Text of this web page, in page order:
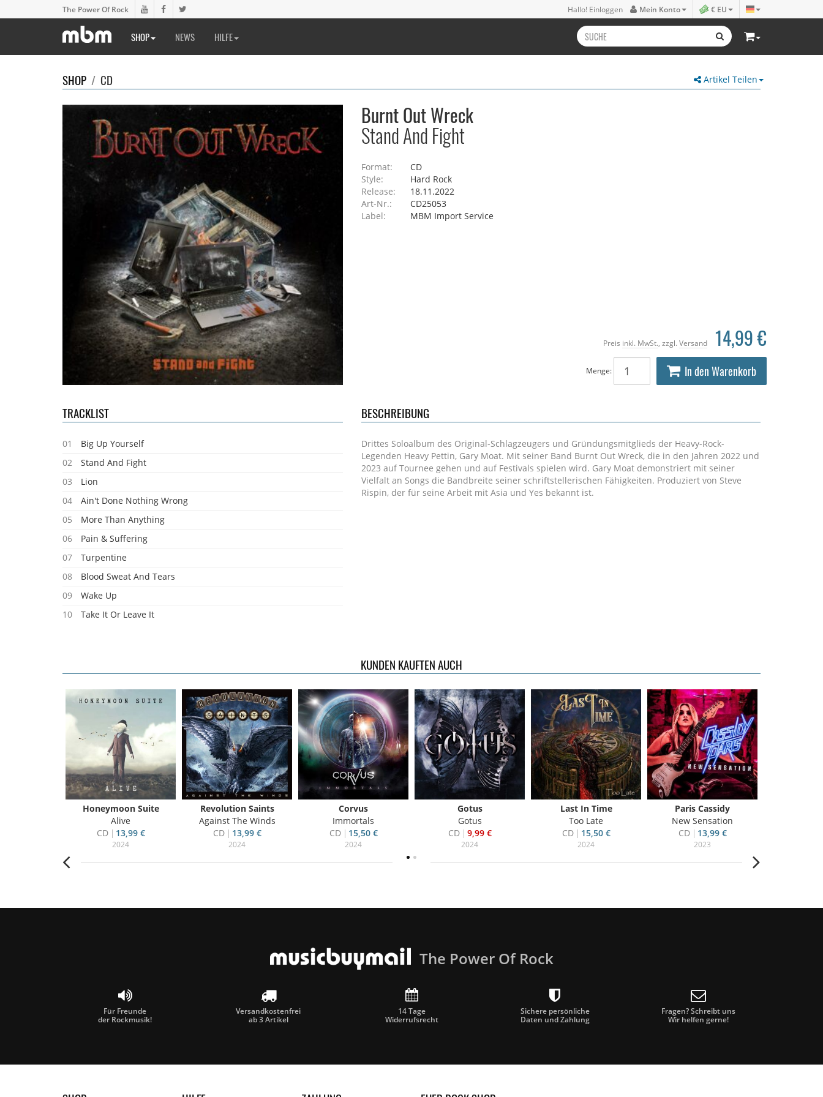
The Power Of Rock Hallo! Einloggen Mein Konto € EU
SHOP NEWS HILFE
Artikel Teilen
SHOP / CD
Burnt Out Wreck
Stand And Fight
Format:
CD
Style:
Hard Rock
Release:
18.11.2022
Art-Nr.:
CD25053
Label:
MBM Import Service
Preis inkl. MwSt. , zzgl. Versand 14,99 €
Menge: In den Warenkorb
TRACKLIST
01
Big Up Yourself
02
Stand And Fight
03
Lion
04
Ain't Done Nothing Wrong
05
More Than Anything
06
Pain & Suffering
07
Turpentine
08
Blood Sweat And Tears
09
Wake Up
10
Take It Or Leave It
BESCHREIBUNG
Drittes Soloalbum des Original-Schlagzeugers und Gründungsmitglieds der Heavy-Rock-
Legenden Heavy Pettin, Gary Moat. Mit seiner Band Burnt Out Wreck, die in den Jahren 2022 und
2023 auf Tournee gehen und auf Festivals spielen wird. Gary Moat demonstriert mit seiner
Vielfalt an Songs die Bandbreite seiner schriftstellerischen Fähigkeiten. Produziert von Steve
Rispin, der für seine Arbeit mit Asia und Yes bekannt ist.
KUNDEN KAUFTEN AUCH
Honeymoon Suite
Alive
CD
13,99 €
2024
Revolution Saints
Against The Winds
CD
13,99 €
2024
Corvus
Immortals
CD
15,50 €
2024
Gotus
Gotus
CD
9,99 €
2024
Last In Time
Too Late
CD
15,50 €
2024
Paris Cassidy
New Sensation
CD
13,99 €
2023
The Power Of Rock
Für Freunde
der Rockmusik!
Versandkostenfrei
ab 3 Artikel
14 Tage
Widerrufsrecht
Sichere persönliche
Daten und Zahlung
Fragen? Schreibt uns
Wir helfen gerne!